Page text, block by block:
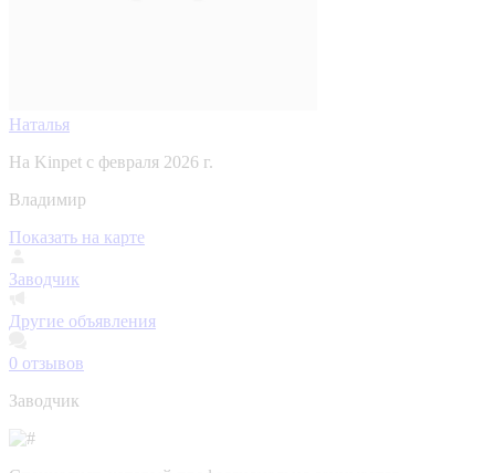
Наталья
На Kinpet c февраля 2026 г.
Владимир
Показать на карте
Заводчик
Другие объявления
0 отзывов
Заводчик